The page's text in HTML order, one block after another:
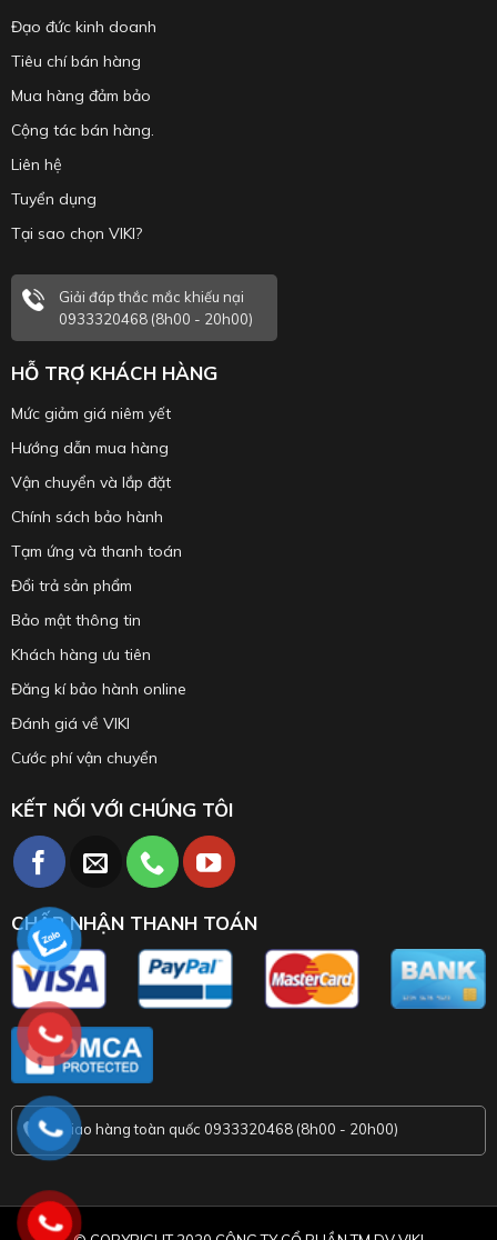
Đạo đức kinh doanh
Tiêu chí bán hàng
Mua hàng đảm bảo
Cộng tác bán hàng.
Liên hệ
Tuyển dụng
Tại sao chọn VIKI?
Giải đáp thắc mắc khiếu nại
0933320468 (8h00 - 20h00)
HỖ TRỢ KHÁCH HÀNG
Mức giảm giá niêm yết
Hướng dẫn mua hàng
Vận chuyển và lắp đặt
Chính sách bảo hành
Tạm ứng và thanh toán
Đổi trả sản phẩm
Bảo mật thông tin
Khách hàng ưu tiên
Đăng kí bảo hành online
Đánh giá về VIKI
Cước phí vận chuyển
KẾT NỐI VỚI CHÚNG TÔI
CHẤP NHẬN THANH TOÁN
Giao hàng toàn quốc 0933320468 (8h00 - 20h00)